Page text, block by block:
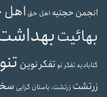
انجمن حجتیه اهل حق اهل
بهائیت
گنابادیه تفکر نوتفکر نوین
زرتشت زرتشت، باستان گرایی